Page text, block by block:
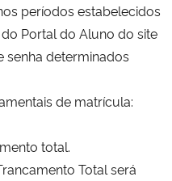
e Comunicações
períodos estabelecidos
Portal do Aluno do site
senha determinados
de matrícula:
total.
Total será